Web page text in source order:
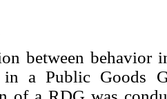
between behavior
in a Public Goods